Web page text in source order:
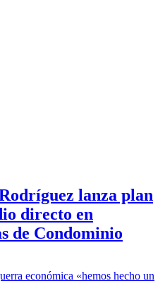
lanza plan
directo en
de Condominio
económica «hemos hecho un